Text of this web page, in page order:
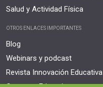
Salud y Actividad Física
OTROS ENLACES IMPORTANTES
Blog
Webinars y podcast
Revista Innovación Educativa